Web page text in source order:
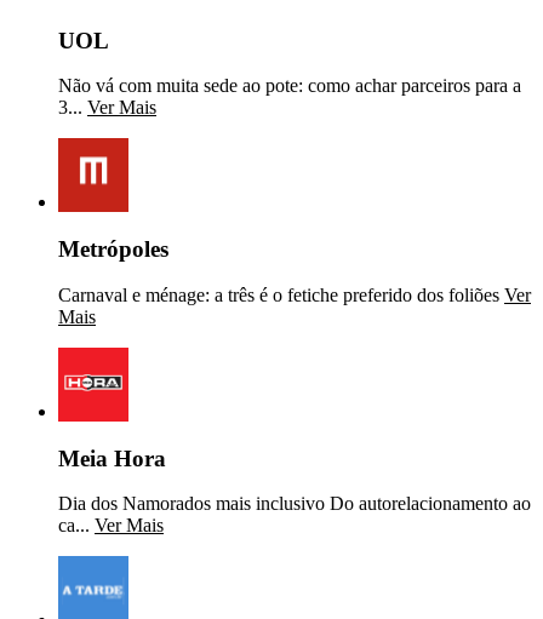
UOL
Não vá com muita sede ao pote: como achar parceiros para a
3... Ver Mais
Metrópoles
Carnaval e ménage: a três é o fetiche preferido dos foliões Ver
Mais
Meia Hora
Dia dos Namorados mais inclusivo Do autorelacionamento ao
ca... Ver Mais